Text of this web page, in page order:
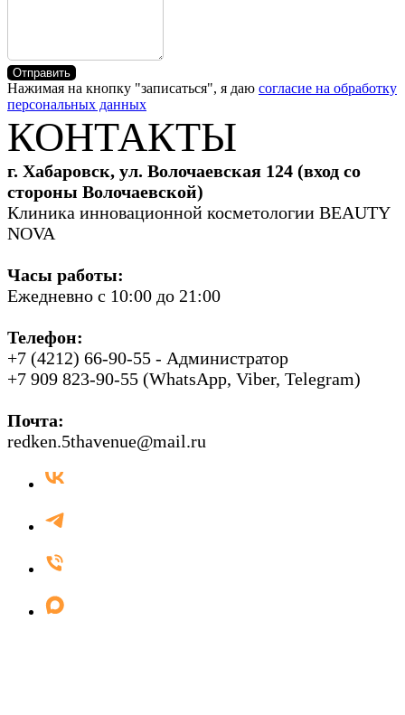
Отправить
Нажимая на кнопку "записаться", я даю согласие на обработку
персональных данных
КОНТАКТЫ
г. Хабаровск, ул. Волочаевская 124 (вход со
стороны Волочаевской)
Клиника инновационной косметологии BEAUTY
NOVA
Часы работы:
Ежедневно с 10:00 до 21:00
Телефон:
+7 (4212) 66-90-55 - Администратор
+7 909 823-90-55 (WhatsApp, Viber, Telegram)
Почта:
redken.5thavenue@mail.ru